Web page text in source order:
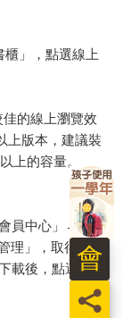
」，點選線上
的線上瀏覽效
上版本，建議裝
上的容量。
員中心」→「我
」，取得通行
載後，點選任一
員
會